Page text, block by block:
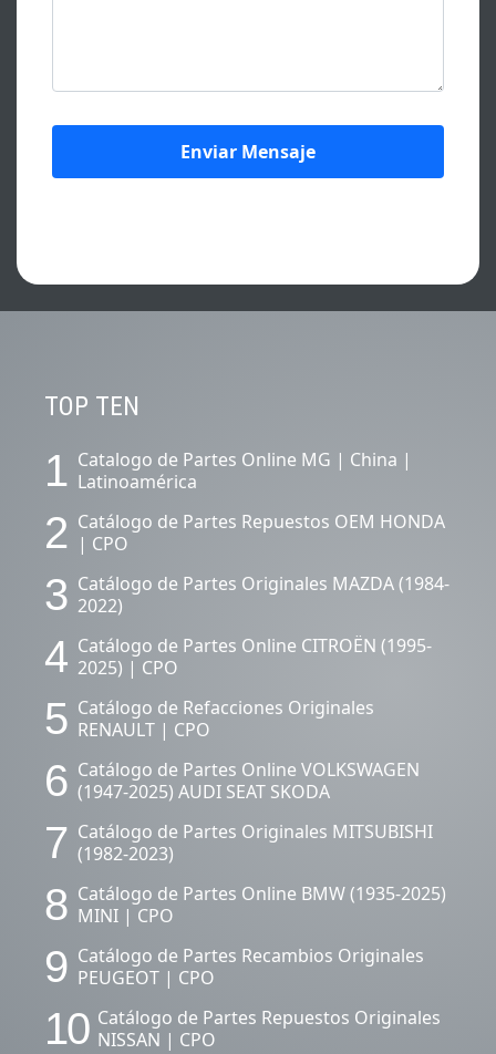
TOP TEN
1 Catalogo de Partes Online MG | China |
Latinoamérica
2 Catálogo de Partes Repuestos OEM HONDA
| CPO
3 Catálogo de Partes Originales MAZDA (1984-
2022)
4 Catálogo de Partes Online CITROËN (1995-
2025) | CPO
5 Catálogo de Refacciones Originales
RENAULT | CPO
6 Catálogo de Partes Online VOLKSWAGEN
(1947-2025) AUDI SEAT SKODA
7 Catálogo de Partes Originales MITSUBISHI
(1982-2023)
8 Catálogo de Partes Online BMW (1935-2025)
MINI | CPO
9 Catálogo de Partes Recambios Originales
PEUGEOT | CPO
10 Catálogo de Partes Repuestos Originales
NISSAN | CPO